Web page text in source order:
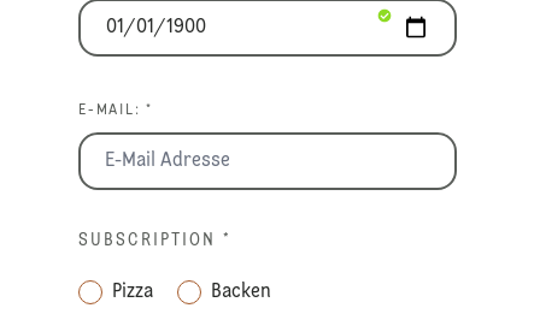
E-MAIL: *
SUBSCRIPTION *
Pizza Backen